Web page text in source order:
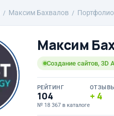
Максим Бахвалов Портфолио
Максим
Создание сайтов, 3D
РЕЙТИНГ
104
№ 18 367 в каталоге
4